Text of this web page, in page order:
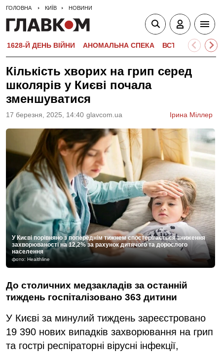
ГОЛОВНА КИЇВ НОВИНИ
1628-Й ДЕНЬ ВІЙНИ АНОМАЛЬНА СПЕКА ВСТУПНА
Кількість хворих на грип серед
школярів у Києві почала
зменшуватися
17 березня, 2025, 14:40 glavcom.ua Ірина Міллер
У Києві порівняно з попереднім тижнем спостерігається зниження
захворюваності на 12,2% за рахунок дитячого та дорослого
населення
фото: Healthline
До столичних медзакладів за останній
тиждень госпіталізовано 363 дитини
У Києві за минулий тиждень зареєстровано
19 390 нових випадків захворювання на грип
та гострі респіраторні вірусні інфекції,